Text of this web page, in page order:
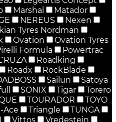
Marshal
Matador
NEREUS
Nexen
Tyres Nordman
Ovation
Ovation Tyres
Formula
Powertrac
Roadking
Roadx
RockBlade
Sailun
Satoya
SONIX Tigar
Torero
TOURADOR
TOYO
Ace Triangle
TUNGA
Vittos
Vredestein